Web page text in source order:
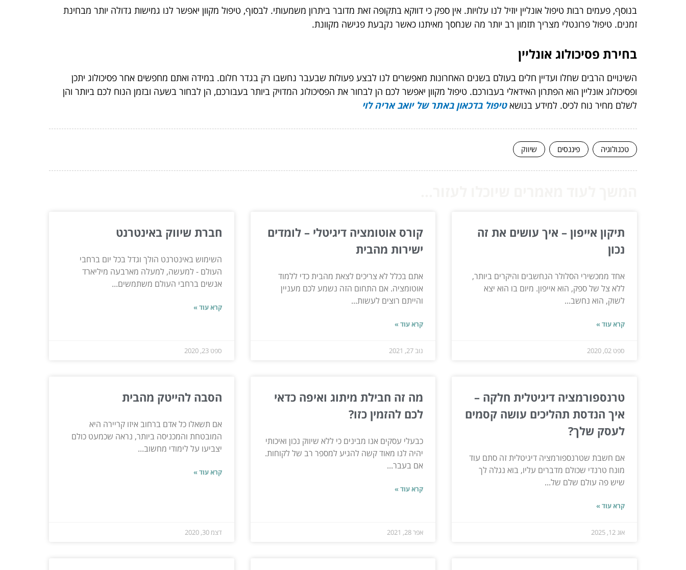
בנוסף, פעמים רבות טיפול אונליין יוזיל לנו עלויות. אין ספק כי דווקא בתקופה זאת מדובר ביתרון משמעותי. לבסוף, טיפול מקוון יאפשר לנו גמישות גדולה יותר מבחינת
זמנים. טיפול פרונטלי מצריך תזמון רב יותר מה שנחסך מאיתנו כאשר נקבעת פגישה מקוונת.
בחירת פסיכולוג אונליין
השינויים הרבים שחלו ועדיין חלים בעולם בשנים האחרונות מאפשרים לנו לבצע פעולות שבעבר נחשבו רק בגדר חלום. במידה ואתם מחפשים אחר פסיכולוג יתכן
ופסיכולוג אונליין הוא הפתרון האידאלי בעבורכם. טיפול מקוון יאפשר לכם הן לבחור את הפסיכולוג המדויק ביותר בעבורכם, הן לבחור בשעה ובזמן הנוח לכם ביותר והן
לשלם מחיר נוח לכיס. למידע בנושאטיפול בדכאון באתר של יואב אריה לוי
טכנולוגיה פיננסים שיווק
תיקון אייפון – איך עושים את זה
נכון
אחד ממכשירי הסלולר הנחשבים והיקרים ביותר,
ללא צל של ספק, הוא אייפון. מיום בו הוא יצא
לשוק, הוא נחשב...
קרא עוד »
ספט 02, 2020
קורס אוטומציה דיגיטלי – לומדים
ישירות מהבית
אתם בכלל לא צריכים לצאת מהבית כדי ללמוד
אוטומציה. אם התחום הזה נשמע לכם מעניין
והייתם רוצים לעשות...
קרא עוד »
נוב 27, 2021
חברת שיווק באינטרנט
השימוש באינטרנט הולך וגדל בכל יום ברחבי
העולם - למעשה, למעלה מארבעה מיליארד
אנשים ברחבי העולם משתמשים...
קרא עוד »
ספט 23, 2020
טרנספורמציה דיגיטלית חלקה –
איך הנדסת תהליכים עושה קסמים
לעסק שלך?
אם חשבת שטרנספורמציה דיגיטלית זה סתם עוד
מונח טרנדי שכולם מדברים עליו, בוא נגלה לך
שיש פה עולם שלם של...
קרא עוד »
אוג 12, 2025
מה זה חבילת מיתוג ואיפה כדאי
לכם להזמין כזו?
כבעלי עסקים אנו מבינים כי ללא שיווק נכון ואיכותי
יהיה לנו מאוד קשה להגיע למספר רב של לקוחות.
אם בעבר...
קרא עוד »
אפר 28, 2021
הסבה להייטק מהבית
אם תשאלו כל אדם ברחוב איזו קריירה היא
המובטחת והמכניסה ביותר, נראה שכמעט כולם
יצביעו על לימודי מחשוב...
קרא עוד »
דצמ 30, 2020